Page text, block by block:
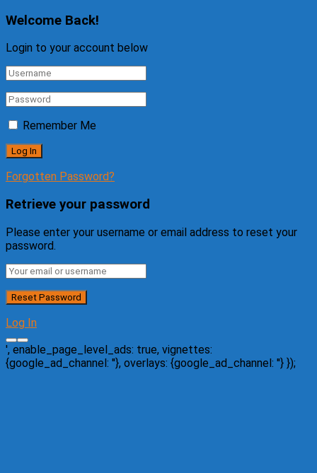
Welcome Back!
Login to your account below
Remember Me
Forgotten Password?
Retrieve your password
Please enter your username or email address to reset your
password.
Log In
', enable_page_level_ads: true, vignettes:
{google_ad_channel: ''}, overlays: {google_ad_channel: ''} });